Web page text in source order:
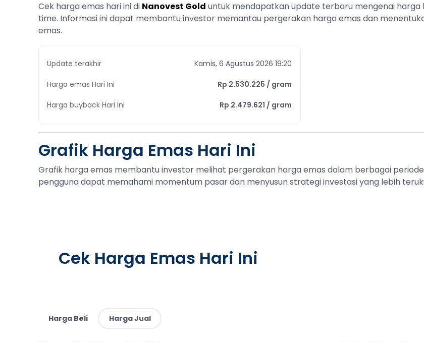
Cek harga emas hari ini di Nanovest Gold untuk mendapatkan update terbaru mengenai
time. Informasi ini dapat membantu investor memantau pergerakan harga emas dan
emas.
Update terakhir Kamis, 6 Agustus 2026 19:20
Harga emas Hari Ini Rp 2.530.225 / gram
Harga buyback Hari Ini Rp 2.479.621 / gram
Grafik Harga Emas Hari Ini
Grafik harga emas membantu investor melihat pergerakan harga emas dalam berbagai
pengguna dapat memahami momentum pasar dan menyusun strategi investasi yang lebih
Cek Harga Emas Hari Ini
Harga Beli Harga Jual